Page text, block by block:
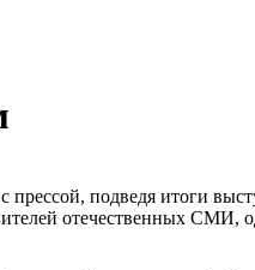
подведя итоги
отечественных СМИ,